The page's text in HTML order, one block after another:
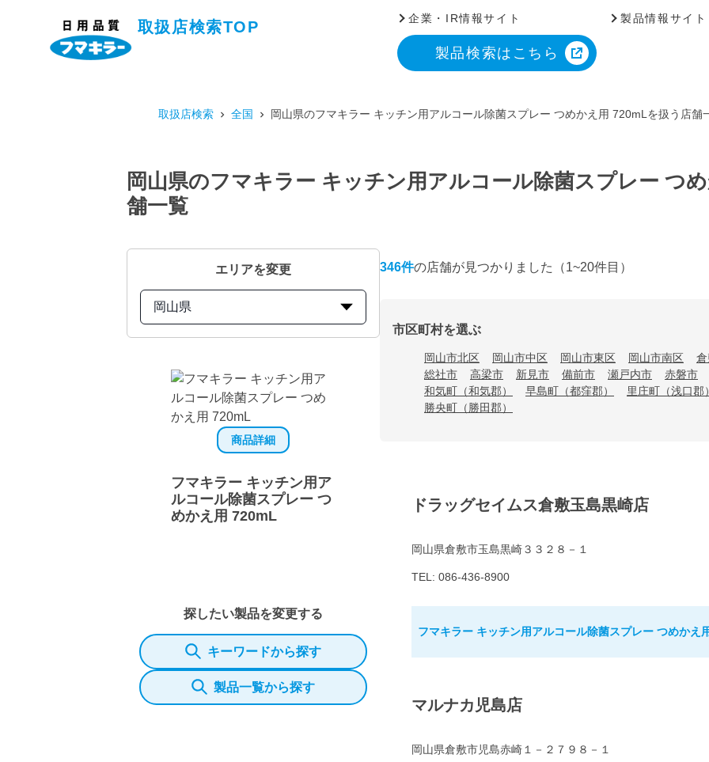
取扱店検索TOP
企業・IR情報サイト 製品情報サイト
製品検索はこちら
取扱店検索 全国 岡山県のフマキラー キッチン用アルコール除菌スプレー つめかえ用 720mLを扱う店舗
岡山県のフマキラー キッチン用アルコール除菌スプレー つ
舗一覧
エリアを変更
岡山県
商品詳細
フマキラー キッチン用ア
ルコール除菌スプレー つ
めかえ用 720mL
探したい製品を変更する
キーワードから探す
製品一覧から探す
346件の店舗が見つかりました （1~20件目）
市区町村を選ぶ
岡山市北区 岡山市中区 岡山市東区 岡山市南区
総社市
高梁市 新見市 備前市 瀬戸内市 赤磐市
和気町（和気郡）
早島町（都窪郡） 里庄町（浅口郡）
勝央町（勝田郡）
ドラッグセイムス倉敷玉島黒崎店
岡山県倉敷市玉島黒崎３３２８－１
TEL: 086-436-8900
フマキラー キッチン用アルコール除菌スプレー つめかえ
マルナカ児島店
岡山県倉敷市児島赤崎１－２７９８－１